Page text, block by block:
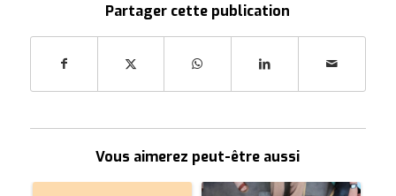
Partager cette publication
Vous aimerez peut-être aussi